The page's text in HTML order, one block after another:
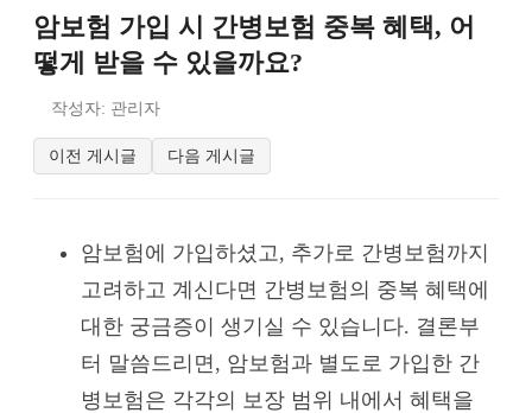
암보험 가입 시 간병보험 중복 혜택, 어
떻게 받을 수 있을까요?
작성자: 관리자
이전 게시글 다음 게시글
암보험에 가입하셨고, 추가로 간병보험까지
고려하고 계신다면 간병보험의 중복 혜택에
대한 궁금증이 생기실 수 있습니다. 결론부
터 말씀드리면, 암보험과 별도로 가입한 간
병보험은 각각의 보장 범위 내에서 혜택을